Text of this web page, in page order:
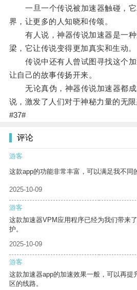
一旦一个传说被加速器触碰，它
界，让更多的人知晓和传颂。
有人说，神器传说加速器是一种
梁，它让传说变得更加真实和生动。
传说中还有人曾试图寻找这个加
让自己的故事传扬开来。
无论真伪，神器传说加速器都成
说，激发了人们对于神秘力量的无限
#37#
评论
游客
这款app的功能非常丰富，可以满足我不同
2025-10-09
游客
这款加速器VPM应用程序已经为我们带来
护。
2025-10-09
游客
这款加速器app的加速效果一般，可以再提
区的线路。